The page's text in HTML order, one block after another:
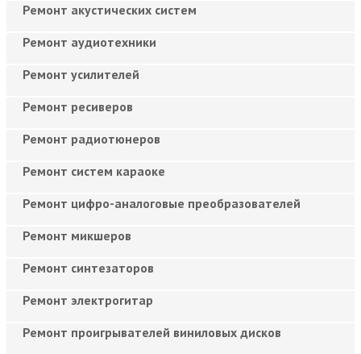
Ремонт акустических систем
Ремонт аудиотехники
Ремонт усилителей
Ремонт ресиверов
Ремонт радиотюнеров
Ремонт систем караоке
Ремонт цифро-аналоговые преобразователей
Ремонт микшеров
Ремонт синтезаторов
Ремонт электрогитар
Ремонт проигрывателей виниловых дисков